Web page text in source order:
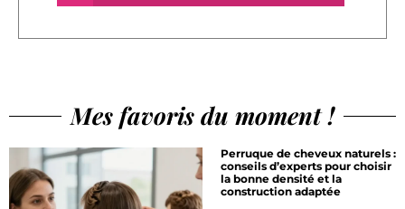
Mes favoris du moment !
Perruque de cheveux naturels :
conseils d’experts pour choisir
la bonne densité et la
construction adaptée